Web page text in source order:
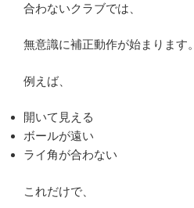
合わないクラブでは、
無意識に補正動作が始まります。
例えば、
開いて見える
ボールが遠い
ライ角が合わない
これだけで、